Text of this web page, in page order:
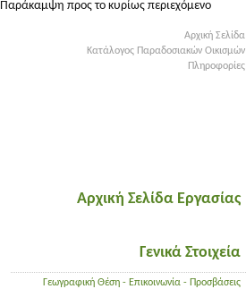
Παράκαμψη προς το κυρίως περιεχόμενο
Αρχική Σελίδα
Κατάλογος Παραδοσιακών Οικισμών
Πληροφορίες
Αρχική Σελίδα Εργασίας
Γενικά Στοιχεία
Γεωγραφική Θέση - Επικοινωνία - Προσβάσεις